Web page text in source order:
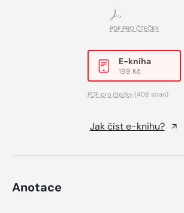
PDF PRO ČTEČKY
E-kniha
199 Kč
PDF pro čtečky (408 stran)
Jak číst e-knihu?
Anotace